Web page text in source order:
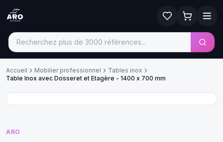
Accueil Mobilier professionnel
Tables inox
Table Inox avec Dosseret et Etagère - 1400 x 700 mm
ARO